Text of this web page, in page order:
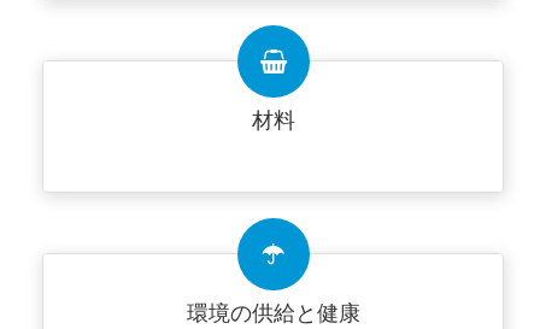
材料
環境の供給と健康